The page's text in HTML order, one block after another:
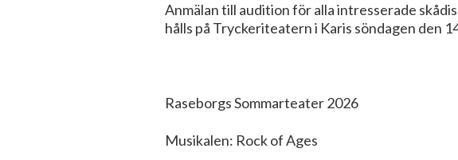
Anmälan till audition för alla intresserade
hålls på Tryckeriteatern i Karis söndagen den
Raseborgs Sommarteater 2026
Musikalen: Rock of Ages